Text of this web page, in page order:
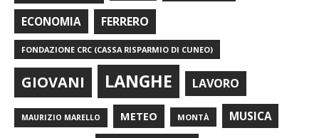
ECONOMIA FERRERO
FONDAZIONE CRC (CASSA RISPARMIO DI CUNEO)
GIOVANI LANGHE LAVORO
MAURIZIO MARELLO METEO MONTÀ MUSICA